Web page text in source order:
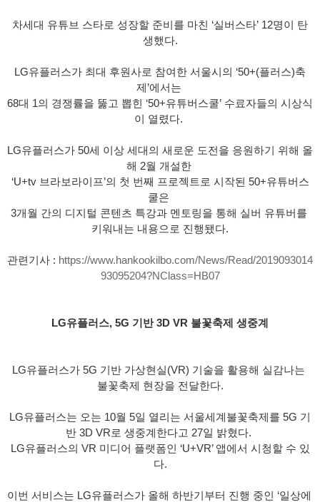
차세대 유튜브 스타로 성장할 준비를 마친 ‘실버스타’ 12명이 탄
생했다.
LG유플러스가 최대 후원사로 참여한 서울시의 ‘50+(플러스)축
제’에서는
68대 1의 경쟁률을 뚫고 뽑힌 ‘50+유튜버스쿨’ 수료자들의 시상식
이 열렸다.
LG유플러스가 50세 이상 세대의 새로운 도전을 응원하기 위해 올
해 2월 개설한
‘U+tv 브라보라이프’의 첫 번째 프로젝트로 시작된 50+유튜버스
쿨은
3개월 간의 디지털 콘텐츠 특강과 멘토링을 통해 실버 유튜버를
키워내는 내용으로 진행됐다.
관련기사 : https://www.hankookilbo.com/News/Read/2019093014
93095204?NClass=HB07
LG유플러스, 5G 기반 3D VR 불꽃축제 생중계
LG유플러스가 5G 기반 가상현실(VR) 기술을 활용해 실감나는
불꽃축제 현장을 전달한다.
LG유플러스는 오는 10월 5일 열리는 서울세계불꽃축제를 5G 기
반 3D VR로 생중계한다고 27일 밝혔다.
LG유플러스의 VR 미디어 플랫폼인 ‘U+VR’ 앱에서 시청할 수 있
다.
이번 서비스는 LG유플러스가 올해 하반기부터 진행 중인 ‘일상에